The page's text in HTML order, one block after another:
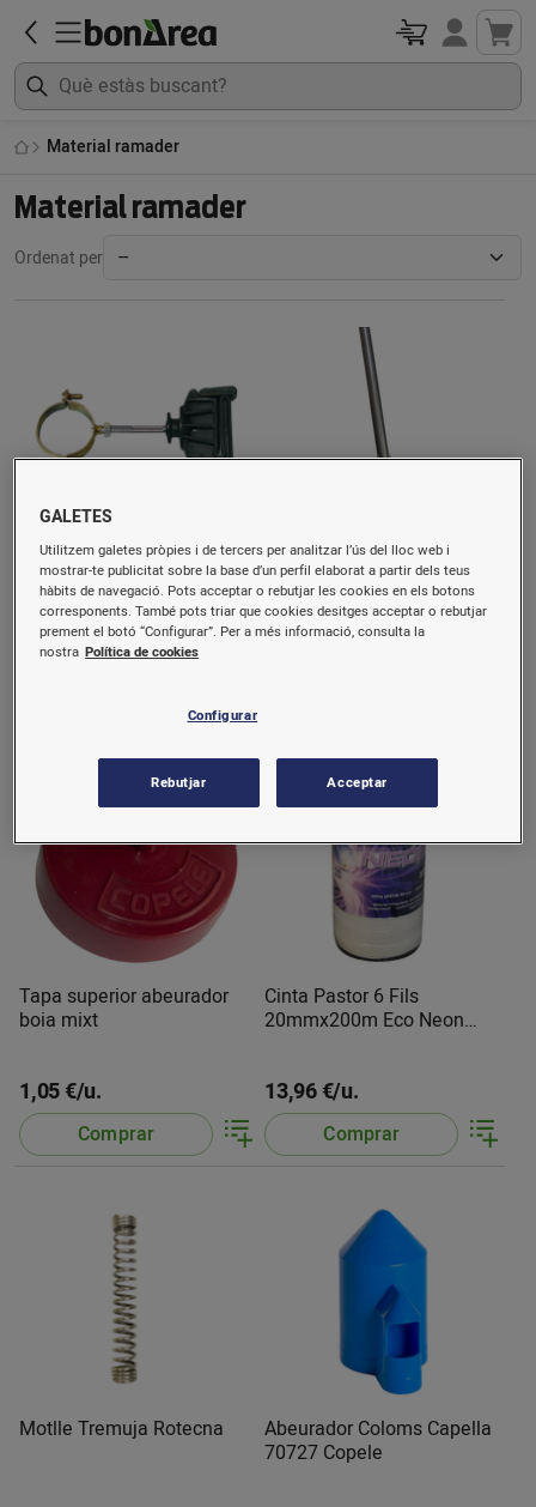
Material ramader
Material ramader
Ordenat per
Aïllador Z-69 Cinta P / Tub
50mm PA427 Zar
1,09 €/u.
Vareta Inox Reg.Tremuja
748mm Rotecna
1 u.
Tapa superior abeurador
boia mixt
1,05 €/u.
Comprar
Cinta Pastor 6 Fils
20mmx200m Eco Neon
13,96 €/u.
Comprar
Motlle Tremuja Rotecna
Abeurador Coloms Capella
70727 Copele
GALETES
Utilitzem galetes pròpies i de tercers per analitzar l’ús del lloc web i
mostrar-te publicitat sobre la base d’un perfil elaborat a partir dels teus
hàbits de navegació. Pots acceptar o rebutjar les cookies en els botons
corresponents. També pots triar que cookies desitges acceptar o rebutjar
prement el botó “Configurar”. Per a més informació, consulta la
nostra Política de cookies
Configurar
Rebutjar Acceptar